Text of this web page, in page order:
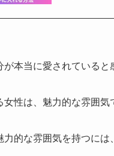
が本当に愛されていると
性は、魅力的な雰囲気
力的な雰囲気を持つに